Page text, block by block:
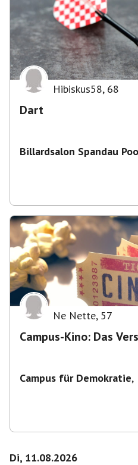
Hibiskus58, 68
Dart
Billardsalon Spandau
Ne Nette, 57
Campus-Kino: Das
Campus für Demokratie,
Di, 11.08.2026